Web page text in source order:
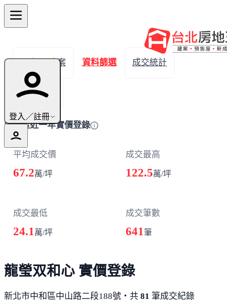
登入／註冊
← 返回建案 資料篩選 成交統計
成交明細
中和區近一年實價登錄
平均成交價
67.2萬/坪
成交最高
122.5萬/坪
成交最低
24.1萬/坪
成交筆數
641筆
龍瑩双和心 實價登錄
新北市中和區中山路二段188號・共 81 筆成交紀錄